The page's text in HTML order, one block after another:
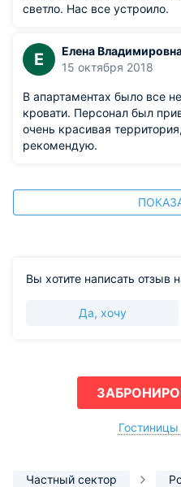
светло. Нас все устроило.
Е
Елена
15 октября 2018
В апартаментах было все
кровати. Персонал был
очень красивая
рекомендую.
Вы хотите написать отзыв
Да, хочу
Гостиницы
Частный сектор